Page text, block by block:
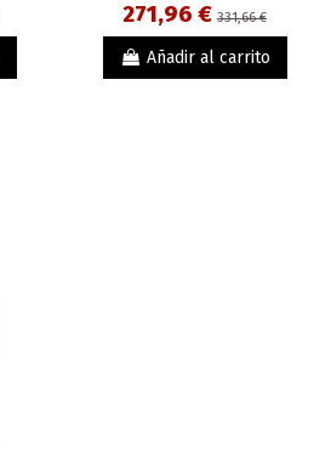
271,96 € 331,66 €
Añadir al carrito